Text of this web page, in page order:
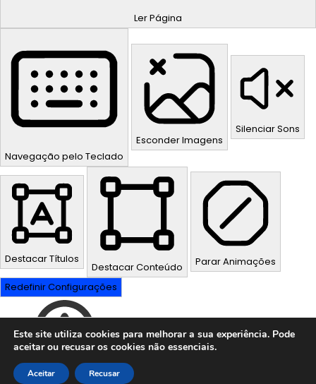
Ler Página
Navegação pelo Teclado
Esconder Imagens
Silenciar Sons
Destacar Títulos
Destacar Conteúdo
Parar Animações
Redefinir Configurações
Este site utiliza cookies para melhorar a sua experiência. Pode
aceitar ou recusar os cookies não essenciais.
Aceitar Recusar